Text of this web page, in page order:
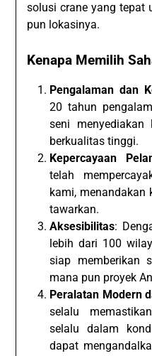
solusi crane yang tepat
pun lokasinya.
Kenapa Memilih
Pengalaman dan
20 tahun
seni
berkualitas tinggi.
Kepercayaan
telah
kami, menandakan
tawarkan.
Aksesibilitas:
lebih dari 100
siap memberikan
mana pun proyek
Peralatan Modern
selalu
selalu dalam
dapat